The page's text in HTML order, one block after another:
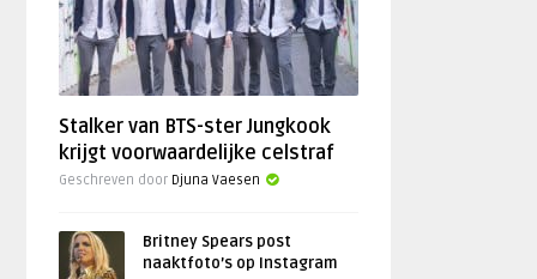
Stalker van BTS-ster Jungkook
krijgt voorwaardelijke celstraf
Geschreven door Djuna Vaesen
Britney Spears post
naaktfoto’s op Instagram